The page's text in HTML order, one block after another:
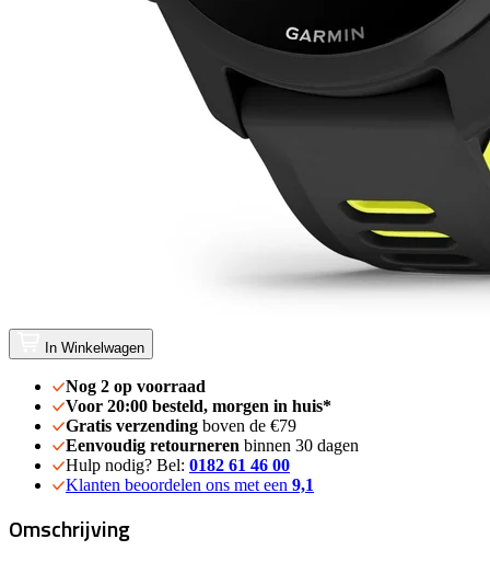
In Winkelwagen
Nog 2 op voorraad
Voor 20:00 besteld, morgen in huis*
Gratis verzending boven de €79
Eenvoudig retourneren binnen 30 dagen
Hulp nodig? Bel: 0182 61 46 00
Klanten beoordelen ons met een 9,1
Omschrijving